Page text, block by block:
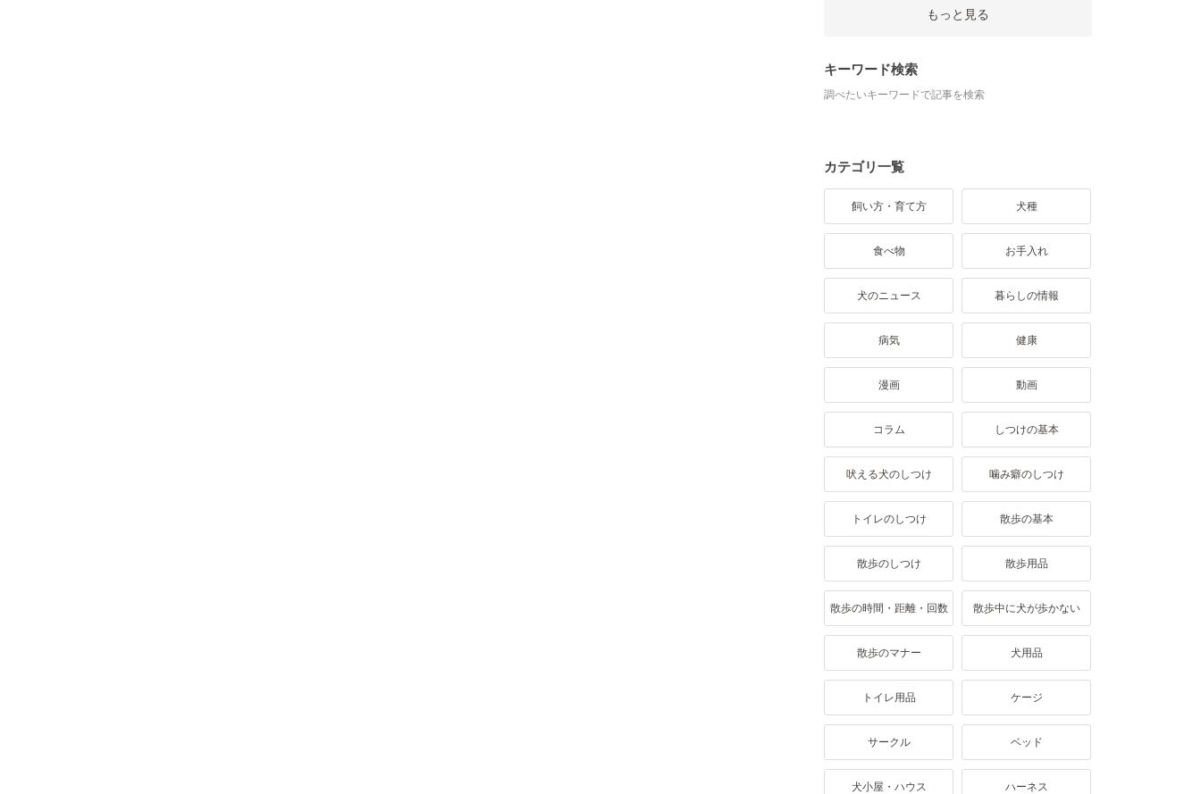
もっと見る
キーワード検索
調べたいキーワードで記事を検索
カテゴリ一覧
飼い方・育て方 犬種
食べ物 お手入れ
犬のニュース 暮らしの情報
病気 健康
漫画 動画
コラム しつけの基本
吠える犬のしつけ 噛み癖のしつけ
トイレのしつけ 散歩の基本
散歩のしつけ 散歩用品
散歩の時間・距離・回数 散歩中に犬が歩かない
散歩のマナー 犬用品
トイレ用品 ケージ
サークル ベッド
犬小屋・ハウス ハーネス